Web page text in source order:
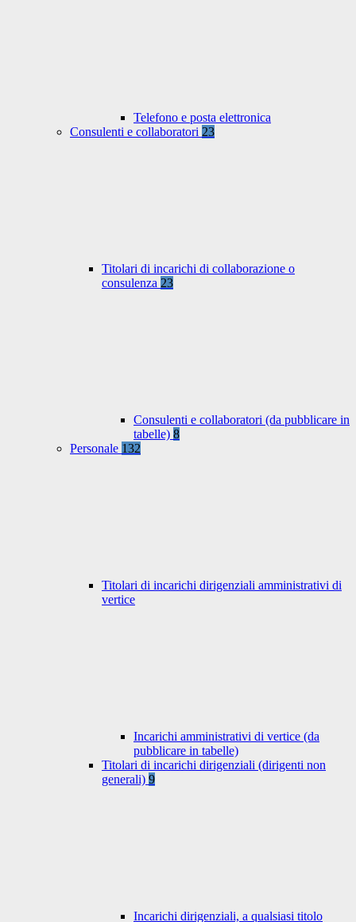
Telefono e posta elettronica
Consulenti e collaboratori 23
Titolari di incarichi di collaborazione o
consulenza 23
Consulenti e collaboratori (da pubblicare in
tabelle) 8
Personale 132
Titolari di incarichi dirigenziali amministrativi di
vertice
Incarichi amministrativi di vertice (da
pubblicare in tabelle)
Titolari di incarichi dirigenziali (dirigenti non
generali) 9
Incarichi dirigenziali, a qualsiasi titolo